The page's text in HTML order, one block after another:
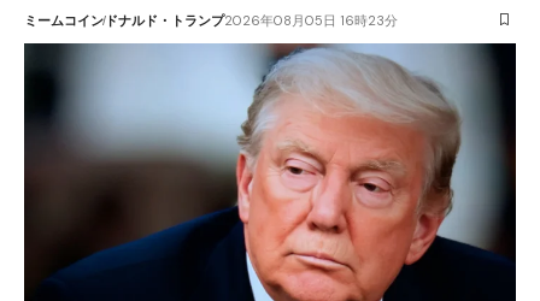
ミームコインドナルド・トランプ2026年08月05日 16時23分